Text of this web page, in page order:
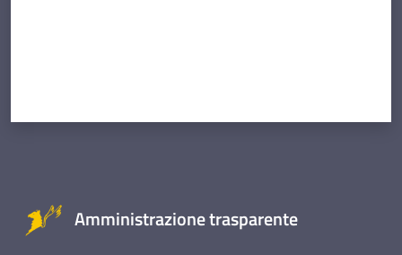
Amministrazione trasparente